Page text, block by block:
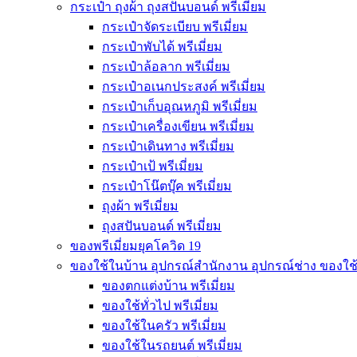
กระเป๋า ถุงผ้า ถุงสปันบอนด์ พรีเมี่ยม
กระเป๋าจัดระเบียบ พรีเมี่ยม
กระเป๋าพับได้ พรีเมี่ยม
กระเป๋าล้อลาก พรีเมี่ยม
กระเป๋าอเนกประสงค์ พรีเมี่ยม
กระเป๋าเก็บอุณหภูมิ พรีเมี่ยม
กระเป๋าเครื่องเขียน พรีเมี่ยม
กระเป๋าเดินทาง พรีเมี่ยม
กระเป๋าเป้ พรีเมี่ยม
กระเป๋าโน๊ตบุ๊ค พรีเมี่ยม
ถุงผ้า พรีเมี่ยม
ถุงสปันบอนด์ พรีเมี่ยม
ของพรีเมี่ยมยุคโควิด 19
ของใช้ในบ้าน อุปกรณ์สำนักงาน อุปกรณ์ช่าง ของใ
ของตกแต่งบ้าน พรีเมี่ยม
ของใช้ทั่วไป พรีเมี่ยม
ของใช้ในครัว พรีเมี่ยม
ของใช้ในรถยนต์ พรีเมี่ยม